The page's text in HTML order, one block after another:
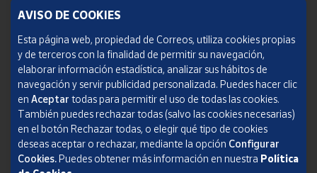
Política de cookies
Aviso legal
Condiciones del servicio
Política de Privacidad Web
Informe de transparencia
AVISO DE COOKIES
Esta página web, propiedad de Correos, utiliza cookies propias
y de terceros con la finalidad de permitir su navegación,
elaborar información estadística, analizar sus hábitos de
navegación y servir publicidad personalizada. Puedes hacer clic
en Aceptar todas para permitir el uso de todas las cookies.
También puedes rechazar todas (salvo las cookies necesarias)
en el botón Rechazar todas, o elegir qué tipo de cookies
deseas aceptar o rechazar, mediante la opción Configurar
Cookies.Puedes obtener más información en nuestra Política